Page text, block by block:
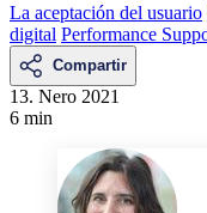
La aceptación del usuario
digital Performance
Compartir
13. Nero 2021
6 min